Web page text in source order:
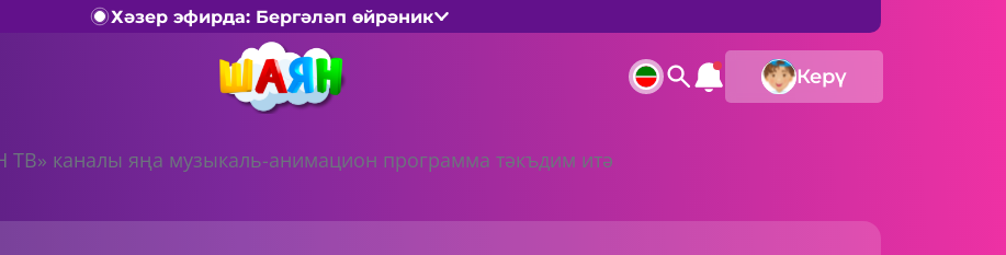
Хәзер эфирда: Бергәләп өйрәник
Керү
каналы яңа музыкаль-анимацион программа тәкъдим итә